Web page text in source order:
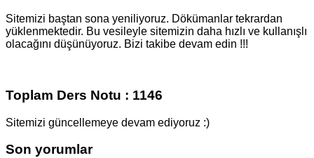
Sitemizi baştan sona yeniliyoruz. Dökümanlar tekrardan
yüklenmektedir. Bu vesileyle sitemizin daha hızlı ve kullanışlı
olacağını düşünüyoruz. Bizi takibe devam edin !!!
Toplam Ders Notu : 1146
Sitemizi güncellemeye devam ediyoruz :)
Son yorumlar